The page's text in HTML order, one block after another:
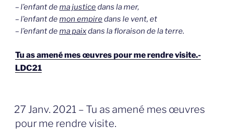
– l’enfant dema justicedans la mer,
– l’enfant demon empiredans le vent, et
– l’enfant dema paixdans la floraison de la terre.
Tu as amené mes œuvres pour me rendre visite.-
LDC21
GEPLAATST
OP
27 Janv. 2021 – Tu as amené mes œuvres
pour me rendre visite.